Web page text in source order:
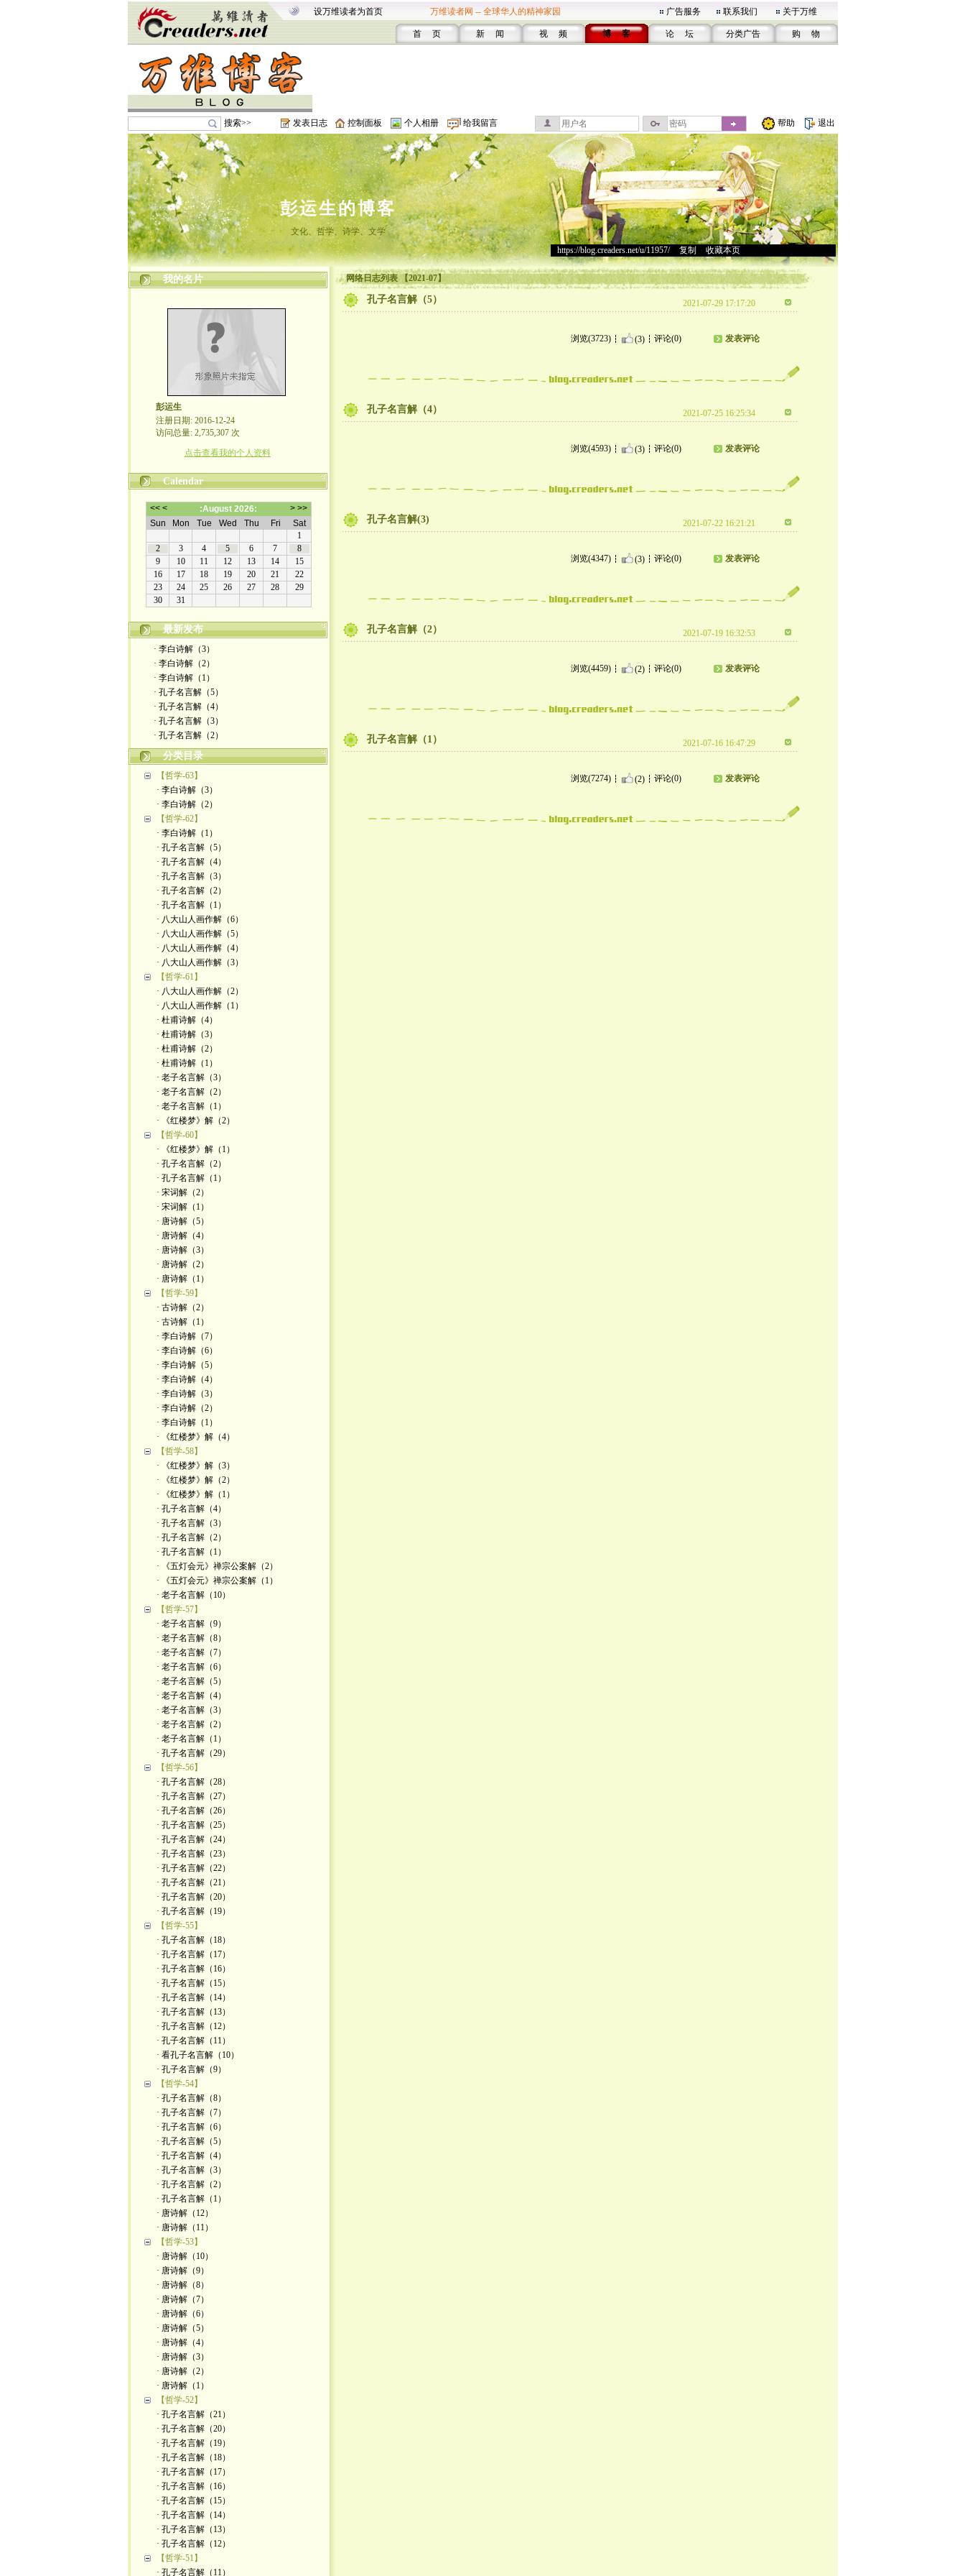
设万维读者为首页 万维读者网 -- 全球华人的精神家园 广告服务 联系我们 关于万维
首 页 新 闻 视 频 博 客 论 坛 分类广告 购 物
搜索>> 发表日志 控制面板 个人相册 给我留言 帮助 退出
彭运生的博客
文化、哲学、诗学、文学
https://blog.creaders.net/u/11957/> 复制 收藏本页
我的名片
彭运生
注册日期: 2016-12-24
访问总量: 2,735,307 次
点击查看我的个人资料
Calendar
最新发布
· 李白诗解（3）
· 李白诗解（2）
· 李白诗解（1）
· 孔子名言解（5）
· 孔子名言解（4）
· 孔子名言解（3）
· 孔子名言解（2）
分类目录
【哲学-63】
· 李白诗解（3）
· 李白诗解（2）
【哲学-62】
· 李白诗解（1）
· 孔子名言解（5）
· 孔子名言解（4）
· 孔子名言解（3）
· 孔子名言解（2）
· 孔子名言解（1）
· 八大山人画作解（6）
· 八大山人画作解（5）
· 八大山人画作解（4）
· 八大山人画作解（3）
【哲学-61】
· 八大山人画作解（2）
· 八大山人画作解（1）
· 杜甫诗解（4）
· 杜甫诗解（3）
· 杜甫诗解（2）
· 杜甫诗解（1）
· 老子名言解（3）
· 老子名言解（2）
· 老子名言解（1）
· 《红楼梦》解（2）
【哲学-60】
· 《红楼梦》解（1）
· 孔子名言解（2）
· 孔子名言解（1）
· 宋词解（2）
· 宋词解（1）
· 唐诗解（5）
· 唐诗解（4）
· 唐诗解（3）
· 唐诗解（2）
· 唐诗解（1）
【哲学-59】
· 古诗解（2）
· 古诗解（1）
· 李白诗解（7）
· 李白诗解（6）
· 李白诗解（5）
· 李白诗解（4）
· 李白诗解（3）
· 李白诗解（2）
· 李白诗解（1）
· 《红楼梦》解（4）
【哲学-58】
· 《红楼梦》解（3）
· 《红楼梦》解（2）
· 《红楼梦》解（1）
· 孔子名言解（4）
· 孔子名言解（3）
· 孔子名言解（2）
· 孔子名言解（1）
· 《五灯会元》禅宗公案解（2）
· 《五灯会元》禅宗公案解（1）
· 老子名言解（10）
【哲学-57】
· 老子名言解（9）
· 老子名言解（8）
· 老子名言解（7）
· 老子名言解（6）
· 老子名言解（5）
· 老子名言解（4）
· 老子名言解（3）
· 老子名言解（2）
· 老子名言解（1）
· 孔子名言解（29）
【哲学-56】
· 孔子名言解（28）
· 孔子名言解（27）
· 孔子名言解（26）
· 孔子名言解（25）
· 孔子名言解（24）
· 孔子名言解（23）
· 孔子名言解（22）
· 孔子名言解（21）
· 孔子名言解（20）
· 孔子名言解（19）
【哲学-55】
· 孔子名言解（18）
· 孔子名言解（17）
· 孔子名言解（16）
· 孔子名言解（15）
· 孔子名言解（14）
· 孔子名言解（13）
· 孔子名言解（12）
· 孔子名言解（11）
· 看孔子名言解（10）
· 孔子名言解（9）
【哲学-54】
· 孔子名言解（8）
· 孔子名言解（7）
· 孔子名言解（6）
· 孔子名言解（5）
· 孔子名言解（4）
· 孔子名言解（3）
· 孔子名言解（2）
· 孔子名言解（1）
· 唐诗解（12）
· 唐诗解（11）
【哲学-53】
· 唐诗解（10）
· 唐诗解（9）
· 唐诗解（8）
· 唐诗解（7）
· 唐诗解（6）
· 唐诗解（5）
· 唐诗解（4）
· 唐诗解（3）
· 唐诗解（2）
· 唐诗解（1）
【哲学-52】
· 孔子名言解（21）
· 孔子名言解（20）
· 孔子名言解（19）
· 孔子名言解（18）
· 孔子名言解（17）
· 孔子名言解（16）
· 孔子名言解（15）
· 孔子名言解（14）
· 孔子名言解（13）
· 孔子名言解（12）
【哲学-51】
· 孔子名言解（11）
网络日志列表 【2021-07】
孔子名言解（5） 2021-07-29 17:17:20
浏览(3723) (3) 评论(0) 发表评论
孔子名言解（4） 2021-07-25 16:25:34
浏览(4593) (3) 评论(0) 发表评论
孔子名言解(3) 2021-07-22 16:21:21
浏览(4347) (3) 评论(0) 发表评论
孔子名言解（2） 2021-07-19 16:32:53
浏览(4459) (2) 评论(0) 发表评论
孔子名言解（1） 2021-07-16 16:47:29
浏览(7274) (2) 评论(0) 发表评论